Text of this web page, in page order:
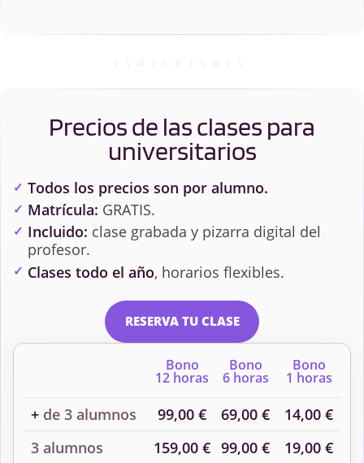
Precios de las clases para
universitarios
Todos los precios son por alumno.
Matrícula: GRATIS.
Incluido: clase grabada y pizarra digital del
profesor.
Clases todo el año, horarios flexibles.
RESERVA TU CLASE
Bono
12 horas
Bono
6 horas
Bono
1 horas
+ de 3 alumnos 99,00 € 69,00 €
14,00 €
3 alumnos
159,00 € 99,00 € 19,00 €